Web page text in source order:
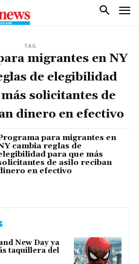
TAG
migrantes en NY
de elegibilidad
solicitantes de
dinero en efectivo
para migrantes en
cambia reglas de
para que más
de asilo reciban
en efectivo
New Day ya
taquillera del